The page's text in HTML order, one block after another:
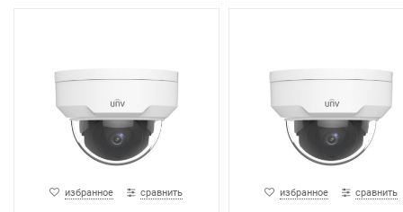
избранное сравнить избранное сравнить